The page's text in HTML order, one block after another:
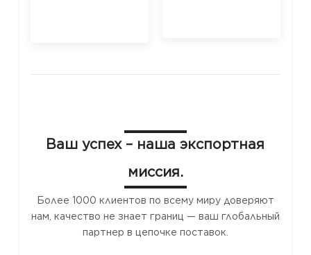
Ваш успех – наша экспортная
миссия.
Более 1000 клиентов по всему миру доверяют
нам, качество не знает границ — ваш глобальный
партнер в цепочке поставок.